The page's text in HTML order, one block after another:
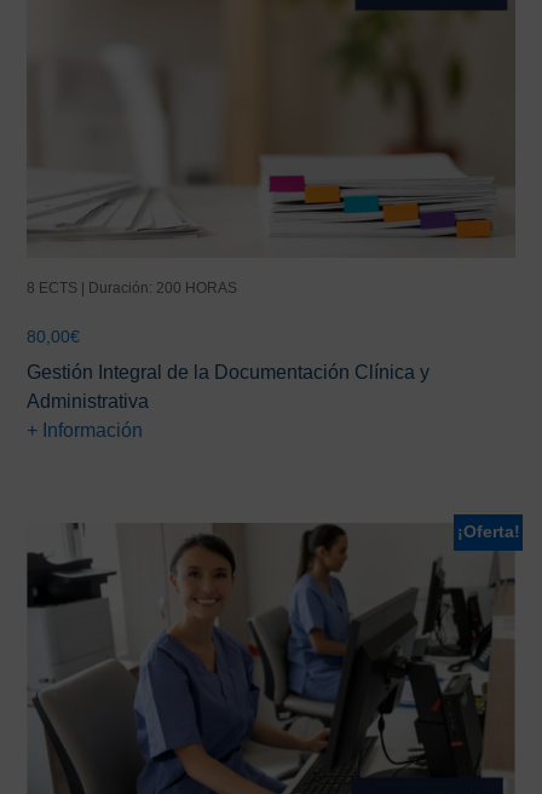
8 ECTS | Duración: 200 HORAS
80,00€
Gestión Integral de la Documentación Clínica y
Administrativa
+ Información
¡Oferta!